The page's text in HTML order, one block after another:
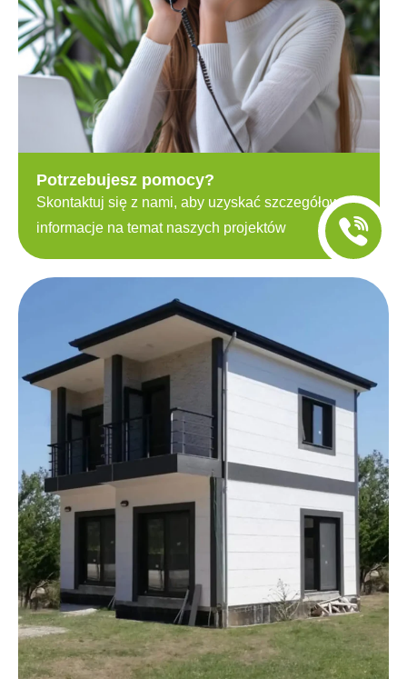
Potrzebujesz pomocy?
Skontaktuj się z nami, aby uzyskać szczegółowe
informacje na temat naszych projektów